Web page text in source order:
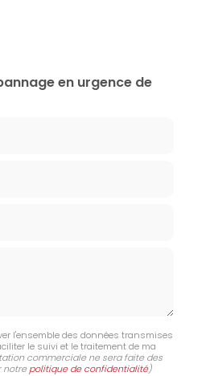
en urgence de
l'ensemble des données transmises
le suivi et le traitement de ma
commerciale ne sera faite des
notre politique de confidentialité)